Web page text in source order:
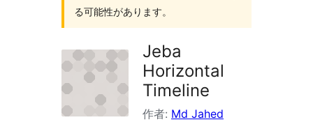
る可能性があります。
Jeba
Horizontal
Timeline
作者: Md Jahed